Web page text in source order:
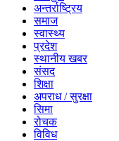
अन्तर्राष्ट्रिय
समाज
स्वास्थ्य
प्रदेश
स्थानीय खबर
संसद
शिक्षा
अपराध / सुरक्षा
सिमा
रोचक
विविध